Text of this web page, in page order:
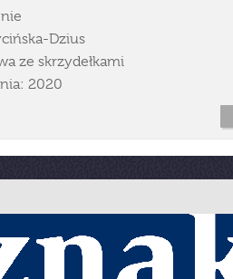
Dzius
ze skrzydełkami
2020